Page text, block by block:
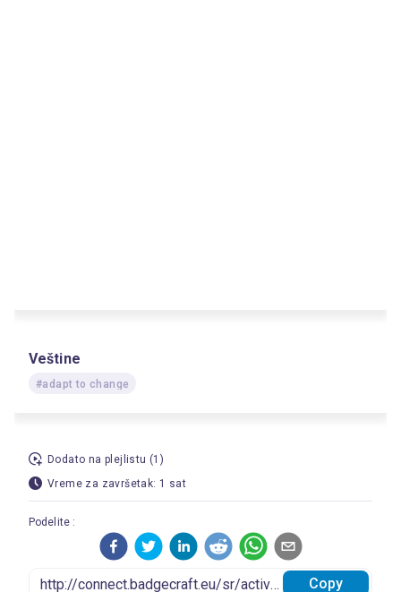
Veštine
#adapt to change
Dodato na plejlistu (1)
Vreme za završetak: 1 sat
Podelite :
Copy